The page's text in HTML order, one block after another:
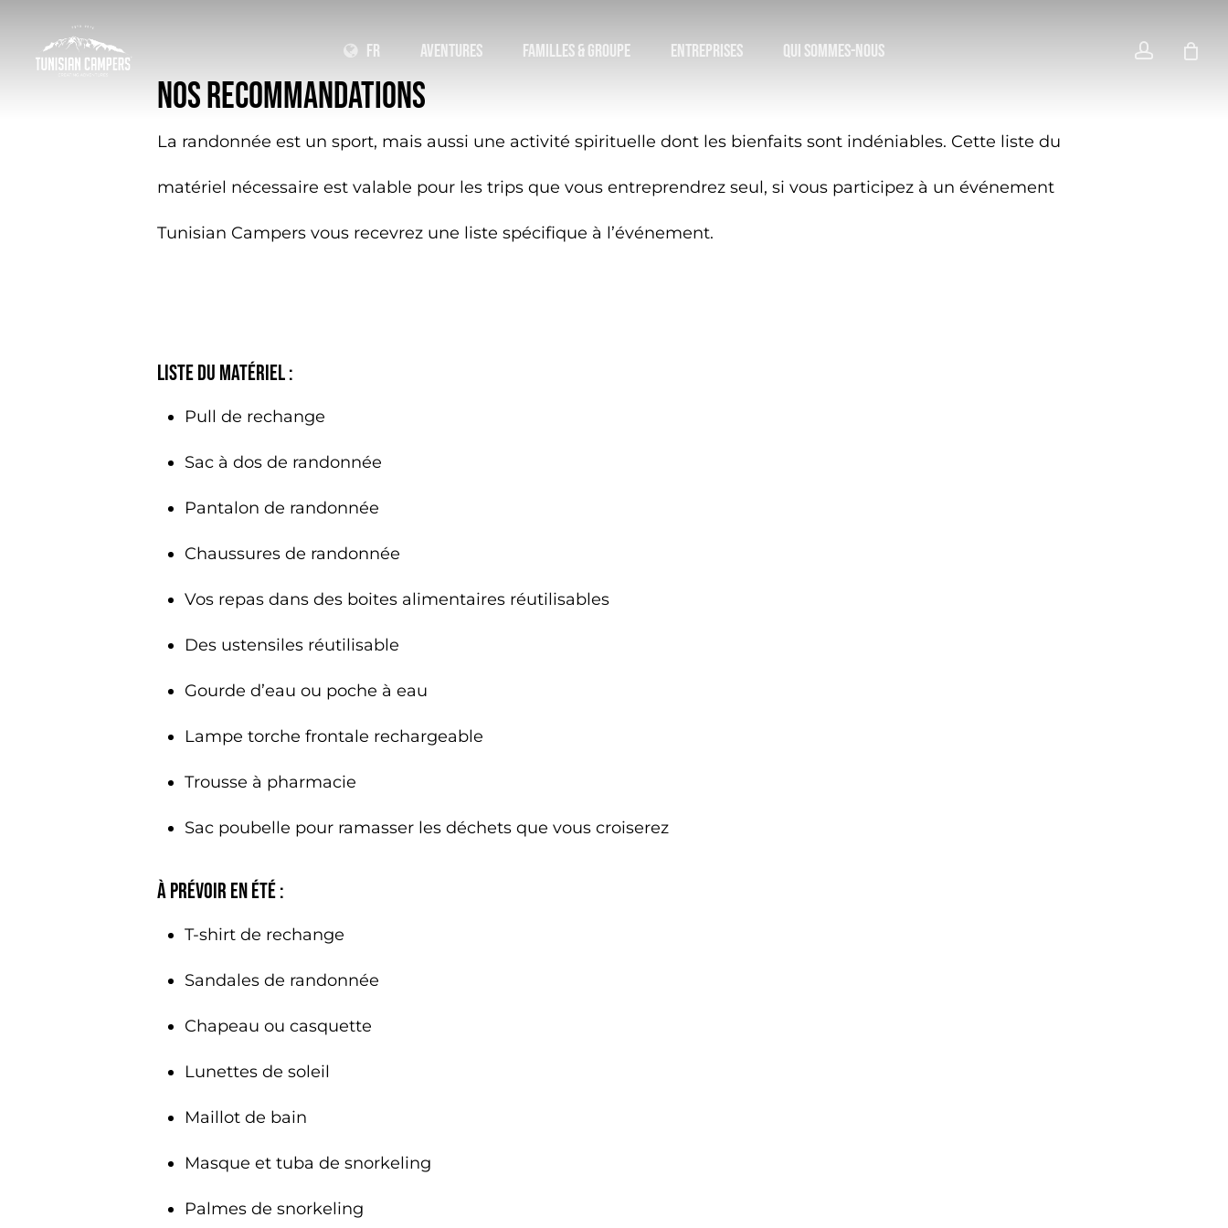
FR
EN
AVENTURES FAMILLES & GROUPE ENTREPRISES QUI SOMMES-NOUS account
Panier Close
Cart
NOS RECOMMANDATIONS
La randonnée est un sport, mais aussi une activité spirituelle dont les bienfaits sont indéniables. Cette liste du
matériel nécessaire est valable pour les trips que vous entreprendrez seul, si vous participez à un événement
Tunisian Campers vous recevrez une liste spécifique à l’événement.
LISTE DU MATÉRIEL :
Pull de rechange
Sac à dos de randonnée
Pantalon de randonnée
Chaussures de randonnée
Vos repas dans des boites alimentaires réutilisables
Des ustensiles réutilisable
Gourde d’eau ou poche à eau
Lampe torche frontale rechargeable
Trousse à pharmacie
Sac poubelle pour ramasser les déchets que vous croiserez
À PRÉVOIR EN ÉTÉ :
T-shirt de rechange
Sandales de randonnée
Chapeau ou casquette
Lunettes de soleil
Maillot de bain
Masque et tuba de snorkeling
Palmes de snorkeling